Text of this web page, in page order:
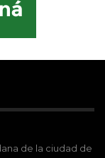
de la ciudad de